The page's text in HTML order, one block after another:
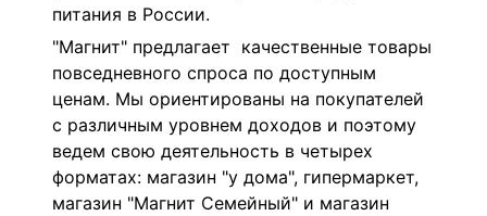
питания в России.
"Магнит" предлагает качественные товары
повседневного спроса по доступным
ценам. Мы ориентированы на покупателей
с различным уровнем доходов и поэтому
ведем свою деятельность в четырех
форматах: магазин "у дома", гипермаркет,
магазин "Магнит Семейный" и магазин